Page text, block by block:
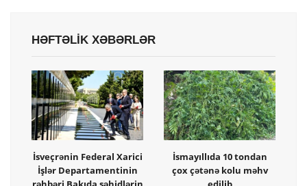
HƏFTƏLİK XƏBƏRLƏR
İsveçrənin Federal Xarici
İşlər Departamentinin
İsmayıllıda 10 tondan
çox çətənə kolu məhv